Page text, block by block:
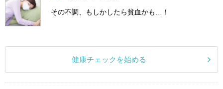
その不調、もしかしたら貧血かも…！
健康チェックを始める